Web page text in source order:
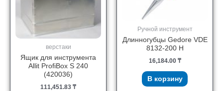
верстаки
Ящик для инструмента
Allit ProfiBox S 240
(420036)
111,451.83 ₸
Ручной инструмент
Длинногубцы Gedore VDE
8132-200 H
16,184.00 ₸
В корзину